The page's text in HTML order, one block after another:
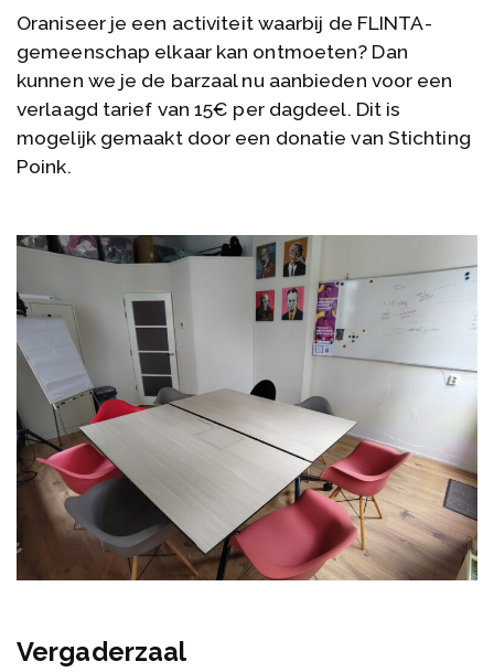
Oraniseer je een activiteit waarbij de FLINTA-
gemeenschap elkaar kan ontmoeten? Dan
kunnen we je de barzaal nu aanbieden voor een
verlaagd tarief van 15€ per dagdeel. Dit is
mogelijk gemaakt door een donatie van Stichting
Poink.
Vergaderzaal